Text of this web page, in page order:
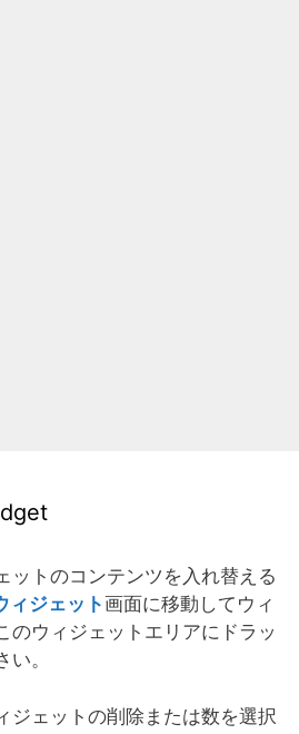
ットのコンテンツを入れ替える
ィジェット画面に移動してウィ
のウィジェットエリアにドラッ
い。
ジェットの削除または数を選択